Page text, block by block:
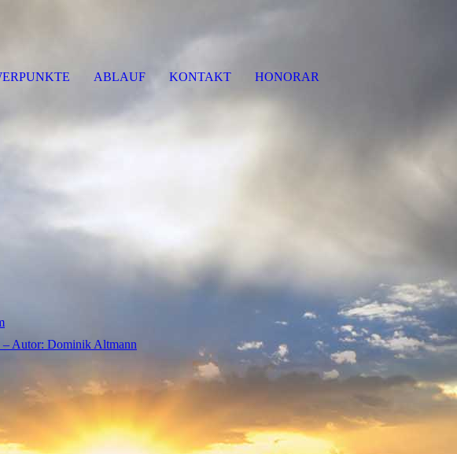
ABLAUF KONTAKT HONORAR
– Autor: Dominik Altmann